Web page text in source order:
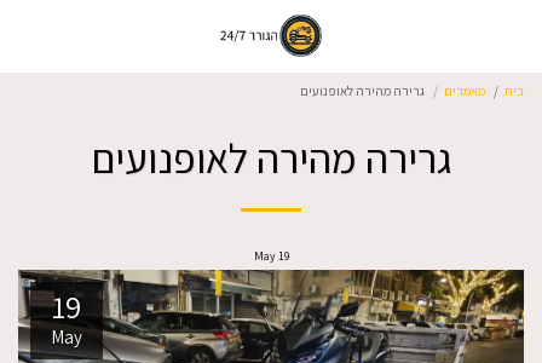
בית מאמרים גרירה מהירה לאופנועים
גרירה מהירה לאופנועים
19
May
19
May